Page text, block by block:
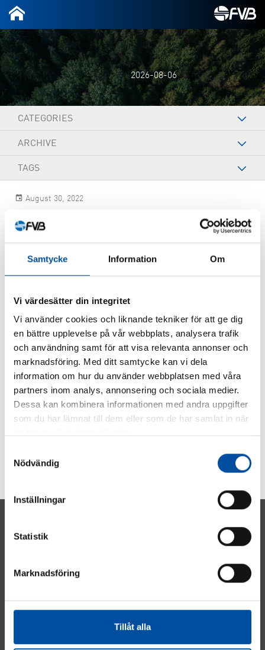
Samtycke Information Om
Vi värdesätter din integritet
Vi använder cookies och liknande tekniker för att ge dig
en bättre upplevelse på vår webbplats, analysera trafik
och användning samt för att visa relevanta annonser och
marknadsföring. Med ditt samtycke kan vi dela
information om hur du använder webbplatsen med våra
partners inom analys, annonsering och sociala medier.
Dessa kan kombinera informationen med andra uppgifter
som du har lämnat till dem eller som de har samlat in när
Nödvändig
Inställningar
Statistik
Marknadsföring
Tillåt alla
2026-08-06
CATEGORIES
ARCHIVE
TAGS
August 30, 2022
Louise Kempe
SHARE ARTICLE
Energy
Real Estate
Water & Sewage